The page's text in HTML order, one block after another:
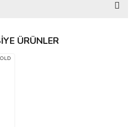
Yorum Yaz
formunu kullanarak tarafımıza
ederiz.
ÜRÜNLER